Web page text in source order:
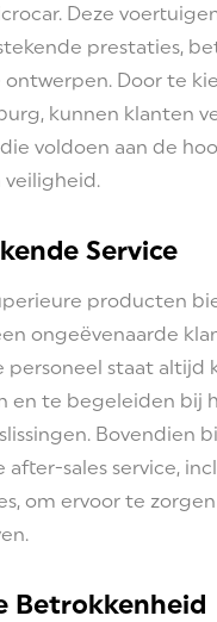
Deze
prestaties,
ontwerpen. Door te
kunnen klanten
voldoen aan de
Service
producten
ongeëvenaarde
personeel staat altijd
en te begeleiden bij
Bovendien
sales service,
om ervoor te
Betrokkenheid